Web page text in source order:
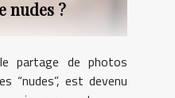
nudes ?
partage de photos
“nudes”, est devenu